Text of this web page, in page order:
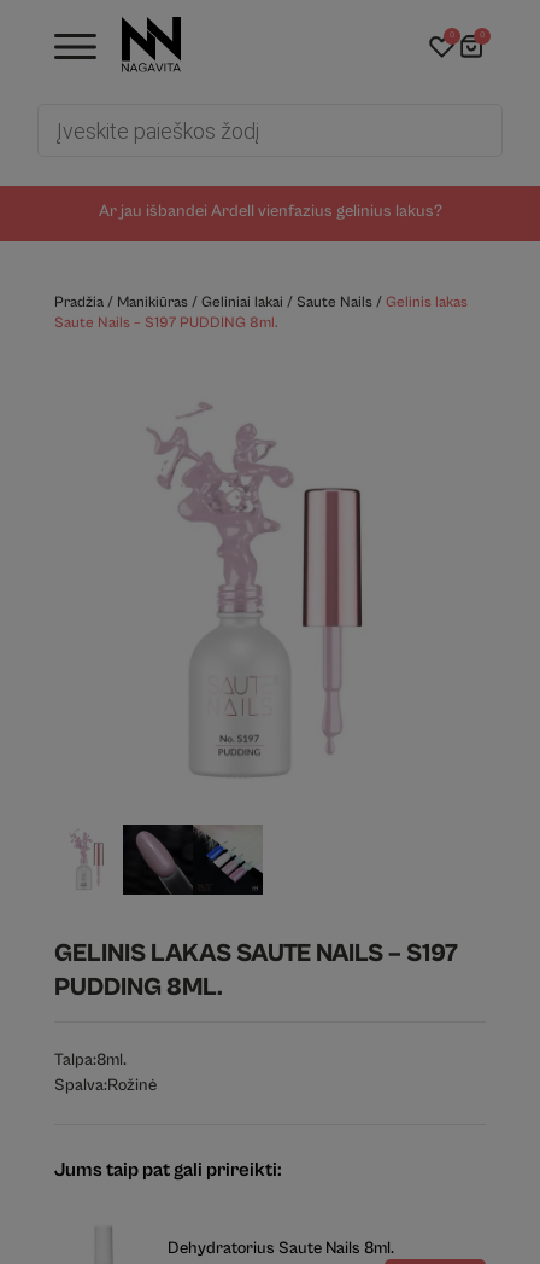
Ar jau išbandei Ardell vienfazius gelinius lakus?
0 0
Pradžia/ Manikiūras/ Geliniai lakai / Saute Nails/ Gelinis lakas
Saute Nails – S197 PUDDING 8ml.
GELINIS LAKAS SAUTE NAILS – S197
PUDDING 8ML.
Talpa:8ml.
Spalva:Rožinė
Jums taip pat gali prireikti:
Dehydratorius Saute Nails 8ml.